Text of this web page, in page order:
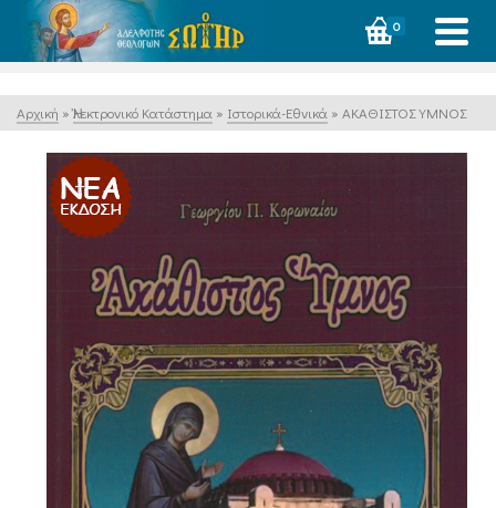
0
Αρχική » Ἠλεκτρονικό Κατάστημα » Ιστορικά-Εθνικά » ΑΚΑΘΙΣΤΟΣ ΥΜΝΟΣ